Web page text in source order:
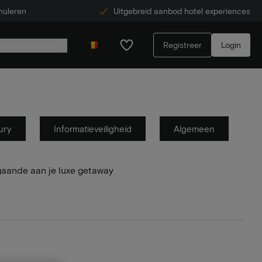
Uitgebreid aanbod hotel experiences
Registreer Login
Informatieveiligheid Algemeen
aan je luxe getaway